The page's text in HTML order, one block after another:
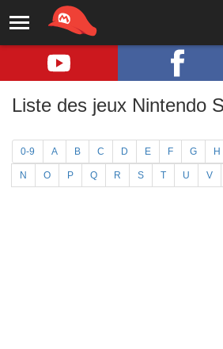
Liste des jeux Nintendo
0-9 A B C D E F G H
N O P Q R S T U V